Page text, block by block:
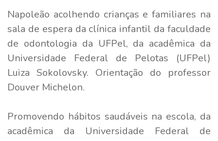
Napoleão acolhendo crianças e familiares na
sala de espera da clínica infantil da faculdade
de odontologia da UFPel, da acadêmica da
Universidade Federal de Pelotas (UFPel)
Luiza Sokolovsky. Orientação do professor
Douver Michelon.
Promovendo hábitos saudáveis na escola, da
acadêmica da Universidade Federal de